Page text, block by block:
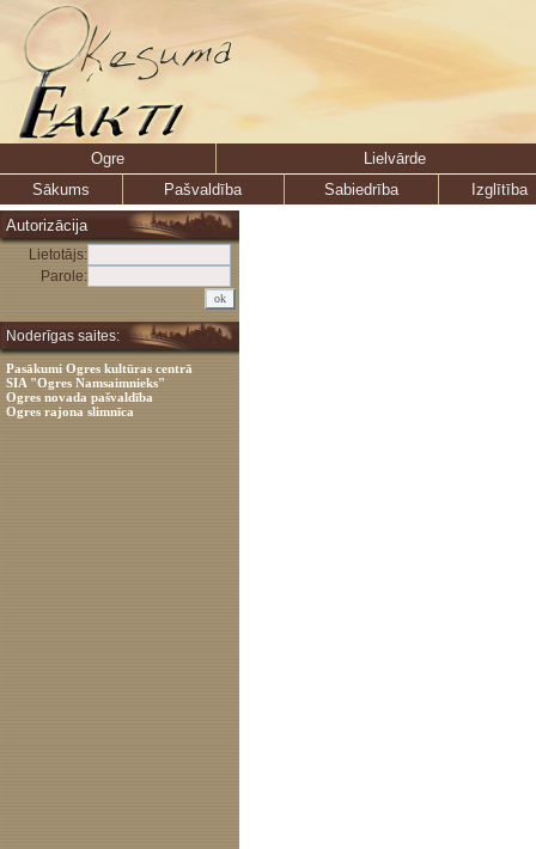
Ogre
Lielvārde
Sākums
Pašvaldība Sabiedrība
Izglītība
Autorizācija
Lietotājs:
Parole:
Noderīgas saites:
Pasākumi Ogres kultūras centrā
SIA "Ogres Namsaimnieks"
Ogres novada pašvaldība
Ogres rajona slimnīca